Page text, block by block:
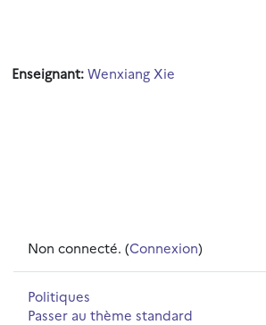
Enseignant:Wenxiang Xie
Non connecté. (Connexion)
Politiques
Passer au thème standard